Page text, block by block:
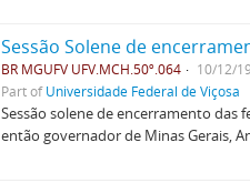
Sessão Solene de
BR MGUFV UFV.MCH.50º.064
10/12/
Part ofUniversidade Federal de Viçosa
Sessão solene de encerramento das
então governador de Minas Gerais,